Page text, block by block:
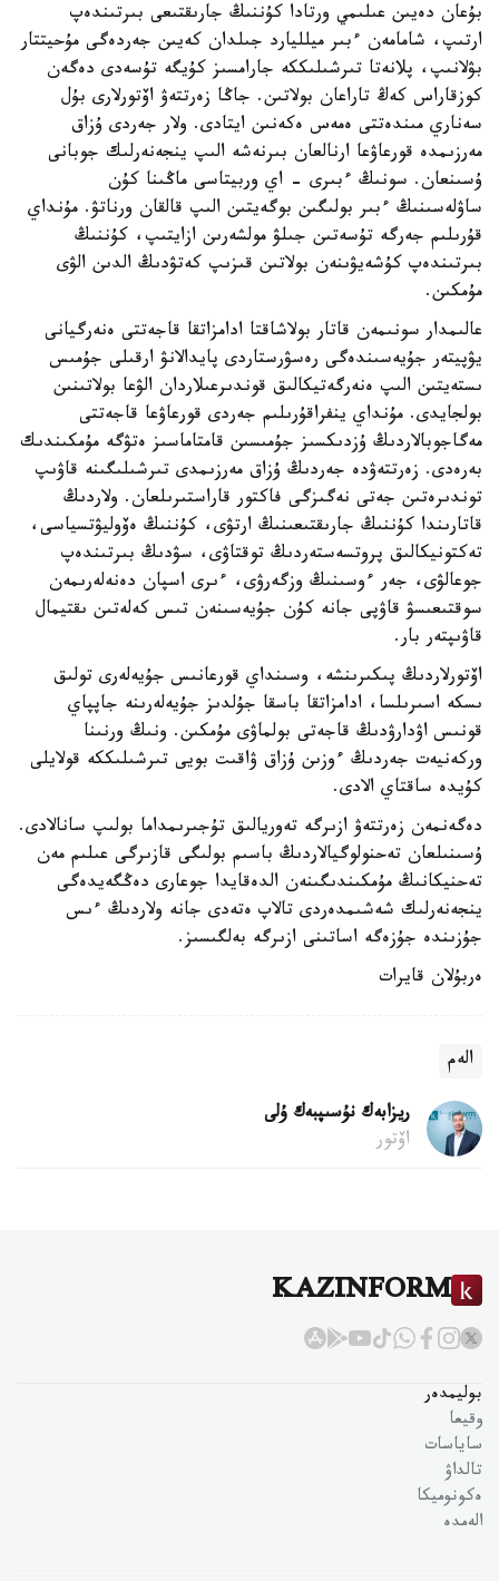
بۇعان دەيىن عىلىمي ورتادا كۇننىڭ جارىقتىعى بىرتىندەپ
ارتىپ، شامامەن ءبىر ميلليارد جىلدان كەيىن جەردەگى مۇحيتتار
بۋلانىپ، پلانەتا تىرشىلىككە جارامسىز كۇيگە تۇسەدى دەگەن
كوزقاراس كەڭ تاراعان بولاتىن. جاڭا زەرتتەۋ اۆتورلارى بۇل
سەناري مىندەتتى ەمەس ەكەنىن ايتادى. ولار جەردى ۇزاق
مەرزىمدە قورعاۋعا ارنالعان بىرنەشە الىپ ينجەنەرلىك جوبانى
ۇسىنعان. سونىڭ ءبىرى - اي وربيتاسى ماڭىنا كۇن
ساۋلەسىنىڭ ءبىر بولىگىن بوگەيتىن الىپ قالقان ورناتۋ. مۇنداي
قۇرىلىم جەرگە تۇسەتىن جىلۋ مولشەرىن ازايتىپ، كۇننىڭ
بىرتىندەپ كۇشەيۋىنەن بولاتىن قىزىپ كەتۋدىڭ الدىن الۋى
مۇمكىن.
عالىمدار سونىمەن قاتار بولاشاقتا ادامزاتقا قاجەتتى ەنەرگيانى
يۋپيتەر جۇيەسىندەگى رەسۋرستاردى پايدالانۋ ارقىلى جۇمىس
ىستەيتىن الىپ ەنەرگەتيكالىق قوندىرعىلاردان الۋعا بولاتىنىن
بولجايدى. مۇنداي ينفراقۇرىلىم جەردى قورعاۋعا قاجەتتى
مەگاجوبالاردىڭ ۇزدىكسىز جۇمىسىن قامتاماسىز ەتۋگە مۇمكىندىك
بەرەدى. زەرتتەۋدە جەردىڭ ۇزاق مەرزىمدى تىرشىلىگىنە قاۋىپ
توندىرەتىن جەتى نەگىزگى فاكتور قاراستىرىلعان. ولاردىڭ
قاتارىندا كۇننىڭ جارىقتىعىنىڭ ارتۋى، كۇننىڭ ەۆوليۋتسياسى،
تەكتونيكالىق پروتسەستەردىڭ توقتاۋى، سۋدىڭ بىرتىندەپ
جوعالۋى، جەر ءوسىنىڭ وزگەرۋى، ءىرى اسپان دەنەلەرىمەن
سوقتىعىسۋ قاۋپى جانە كۇن جۇيەسىنەن تىس كەلەتىن ىقتيمال
قاۋىپتەر بار.
اۆتورلاردىڭ پىكىرىنشە، وسىنداي قورعانىس جۇيەلەرى تولىق
ىسكە اسىرىلسا، ادامزاتقا باسقا جۇلدىز جۇيەلەرىنە جاپپاي
قونىس اۋدارۋدىڭ قاجەتى بولماۋى مۇمكىن. ونىڭ ورنىنا
وركەنيەت جەردىڭ ءوزىن ۇزاق ۋاقىت بويى تىرشىلىككە قولايلى
كۇيدە ساقتاي الادى.
دەگەنمەن زەرتتەۋ ازىرگە تەوريالىق تۇجىرىمداما بولىپ سانالادى.
ۇسىنىلعان تەحنولوگيالاردىڭ باسىم بولىگى قازىرگى عىلىم مەن
تەحنيكانىڭ مۇمكىندىگىنەن الدەقايدا جوعارى دەڭگەيدەگى
ينجەنەرلىك شەشىمدەردى تالاپ ەتەدى جانە ولاردىڭ ءىس
جۇزىندە جۇزەگە اساتىنى ازىرگە بەلگىسىز.
ەربۇلان قايرات
الەم
ريزابەك نۇسىپبەك ۇلى
اۆتور
KAZINFORM
بوليمدەر
وقيعا
ساياسات
تالداۋ
ەكونوميكا
الەمدە